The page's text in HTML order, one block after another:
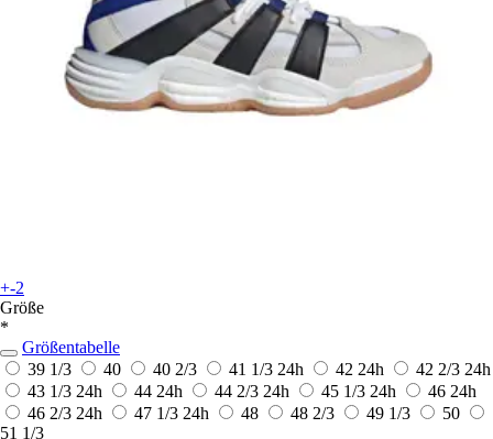
+-2
Größe
*
Größentabelle
39 1/3
40 40 2/3 41 1/3 24h 42 24h 42 2/3 24h
43 1/3 24h 44 24h 44 2/3 24h 45 1/3 24h 46 24h
46 2/3 24h 47 1/3 24h 48 48 2/3 49 1/3
50
51 1/3